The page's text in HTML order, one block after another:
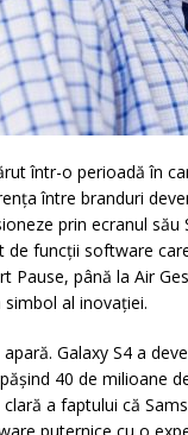
într-o perioadă în
între branduri
prin ecranul
funcții software
Pause, până la Air
al inovației.
Galaxy S4 a
40 de milioane
a faptului că